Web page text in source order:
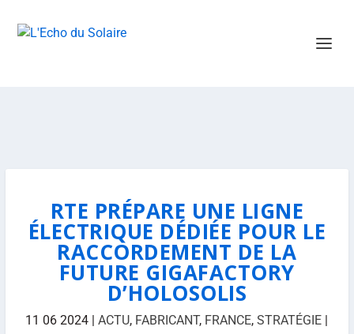
RTE PRÉPARE UNE LIGNE
ÉLECTRIQUE DÉDIÉE POUR LE
RACCORDEMENT DE LA
FUTURE GIGAFACTORY
D’HOLOSOLIS
11 06 2024 |ACTU, FABRICANT, FRANCE,STRATÉGIE |